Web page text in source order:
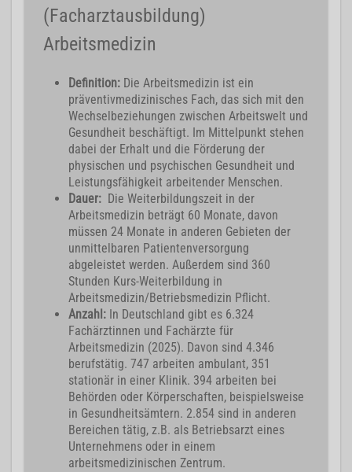
(Facharztausbildung)
Arbeitsmedizin
Definition: Die Arbeitsmedizin ist ein
präventivmedizinisches Fach, das sich mit den
Wechselbeziehungen zwischen Arbeitswelt und
Gesundheit beschäftigt. Im Mittelpunkt stehen
dabei der Erhalt und die Förderung der
physischen und psychischen Gesundheit und
Leistungsfähigkeit arbeitender Menschen.
Dauer: Die Weiterbildungszeit in der
Arbeitsmedizin beträgt 60 Monate, davon
müssen 24 Monate in anderen Gebieten der
unmittelbaren Patientenversorgung
abgeleistet werden. Außerdem sind 360
Stunden Kurs-Weiterbildung in
Arbeitsmedizin/Betriebsmedizin Pflicht.
Anzahl: In Deutschland gibt es 6.324
Fachärztinnen und Fachärzte für
Arbeitsmedizin (2025). Davon sind 4.346
berufstätig. 747 arbeiten ambulant, 351
stationär in einer Klinik. 394 arbeiten bei
Behörden oder Körperschaften, beispielsweise
in Gesundheitsämtern. 2.854 sind in anderen
Bereichen tätig, z.B. als Betriebsarzt eines
Unternehmens oder in einem
arbeitsmedizinischen Zentrum.